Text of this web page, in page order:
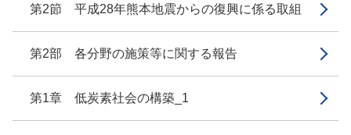
第2節 平成28年熊本地震からの復興に係る取組
第2部 各分野の施策等に関する報告
第1章 低炭素社会の構築_1